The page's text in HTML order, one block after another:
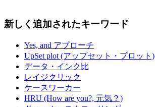
新しく追加されたキーワード
Yes, and アプローチ
UpSet plot (アップセット・プロット)
データ・インク比
レイジクリック
ケースワーカー
HRU (How are you?, 元気？)